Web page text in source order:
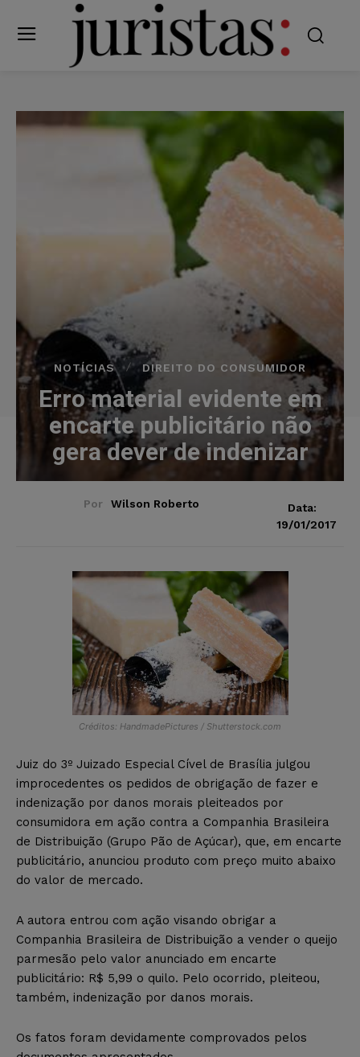
NOTÍCIAS DIREITO DO CONSUMIDOR
Erro material evidente em
encarte publicitário não
gera dever de indenizar
Por Wilson Roberto
Data:
19/01/2017
Créditos: HandmadePictures / Shutterstock.com
Juiz do 3º Juizado Especial Cível de Brasília julgou
improcedentes os pedidos de obrigação de fazer e
indenização por danos morais pleiteados por
consumidora em ação contra a Companhia Brasileira
de Distribuição (Grupo Pão de Açúcar), que, em encarte
publicitário, anunciou produto com preço muito abaixo
do valor de mercado.
A autora entrou com ação visando obrigar a
Companhia Brasileira de Distribuição a vender o queijo
parmesão pelo valor anunciado em encarte
publicitário: R$ 5,99 o quilo. Pelo ocorrido, pleiteou,
também, indenização por danos morais.
Os fatos foram devidamente comprovados pelos